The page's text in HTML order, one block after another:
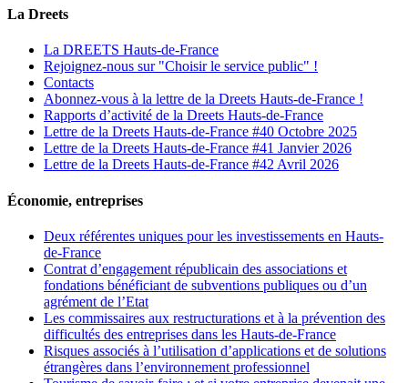
La Dreets
La DREETS Hauts-de-France
Rejoignez-nous sur "Choisir le service public" !
Contacts
Abonnez-vous à la lettre de la Dreets Hauts-de-France !
Rapports d’activité de la Dreets Hauts-de-France
Lettre de la Dreets Hauts-de-France #40 Octobre 2025
Lettre de la Dreets Hauts-de-France #41 Janvier 2026
Lettre de la Dreets Hauts-de-France #42 Avril 2026
Économie, entreprises
Deux référentes uniques pour les investissements en Hauts-
de-France
Contrat d’engagement républicain des associations et
fondations bénéficiant de subventions publiques ou d’un
agrément de l’Etat
Les commissaires aux restructurations et à la prévention des
difficultés des entreprises dans les Hauts-de-France
Risques associés à l’utilisation d’applications et de solutions
étrangères dans l’environnement professionnel